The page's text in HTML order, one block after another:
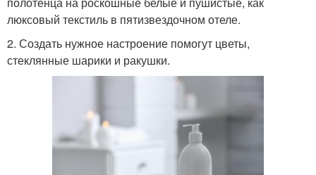
люксовый текстиль в пятизвездочном отеле.
2. Создать нужное настроение помогут цветы,
стеклянные шарики и ракушки.